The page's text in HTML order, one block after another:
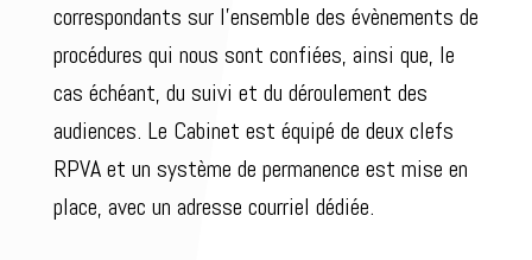
correspondants sur l’ensemble des évènements de
procédures qui nous sont confiées, ainsi que, le
cas échéant, du suivi et du déroulement des
audiences. Le Cabinet est équipé de deux clefs
RPVA et un système de permanence est mise en
place, avec un adresse courriel dédiée.